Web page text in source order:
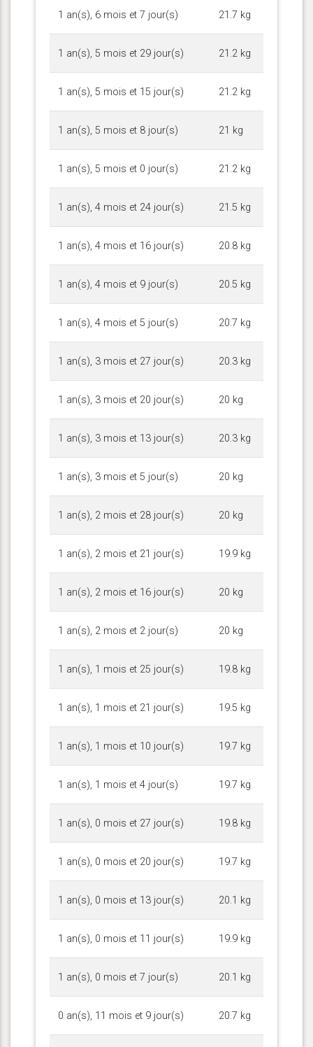
1 an(s), 6 mois et 7 jour(s) 21.7 kg
1 an(s), 5 mois et 29 jour(s) 21.2 kg
1 an(s), 5 mois et 15 jour(s) 21.2 kg
1 an(s), 5 mois et 8 jour(s) 21 kg
1 an(s), 5 mois et 0 jour(s) 21.2 kg
1 an(s), 4 mois et 24 jour(s) 21.5 kg
1 an(s), 4 mois et 16 jour(s) 20.8 kg
1 an(s), 4 mois et 9 jour(s) 20.5 kg
1 an(s), 4 mois et 5 jour(s) 20.7 kg
1 an(s), 3 mois et 27 jour(s) 20.3 kg
1 an(s), 3 mois et 20 jour(s) 20 kg
1 an(s), 3 mois et 13 jour(s) 20.3 kg
1 an(s), 3 mois et 5 jour(s) 20 kg
1 an(s), 2 mois et 28 jour(s) 20 kg
1 an(s), 2 mois et 21 jour(s) 19.9 kg
1 an(s), 2 mois et 16 jour(s) 20 kg
1 an(s), 2 mois et 2 jour(s) 20 kg
1 an(s), 1 mois et 25 jour(s) 19.8 kg
1 an(s), 1 mois et 21 jour(s) 19.5 kg
1 an(s), 1 mois et 10 jour(s) 19.7 kg
1 an(s), 1 mois et 4 jour(s) 19.7 kg
1 an(s), 0 mois et 27 jour(s) 19.8 kg
1 an(s), 0 mois et 20 jour(s) 19.7 kg
1 an(s), 0 mois et 13 jour(s) 20.1 kg
1 an(s), 0 mois et 11 jour(s) 19.9 kg
1 an(s), 0 mois et 7 jour(s) 20.1 kg
0 an(s), 11 mois et 9 jour(s) 20.7 kg